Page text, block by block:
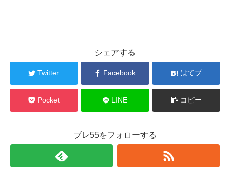
シェアする
Twitter Facebook はてブ
Pocket LINE コピー
ブレ55をフォローする